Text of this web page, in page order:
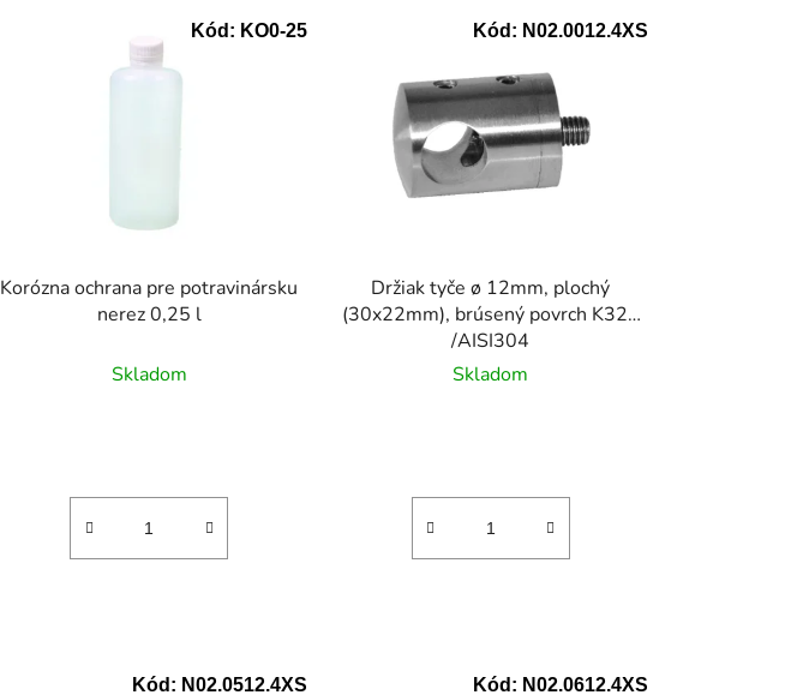
Korózna ochrana pre potravinársku
nerez 0,25 l
Skladom
Kód: KO0-25
Držiak tyče ø 12mm, plochý
(30x22mm), brúsený povrch K320
/AISI304
Skladom
Kód: N02.0012.4XS
Kód: N02.0512.4XS Kód: N02.0612.4XS